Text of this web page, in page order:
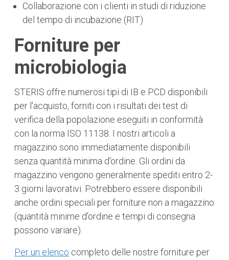
Collaborazione con i clienti in studi di riduzione
del tempo di incubazione (RIT)
Forniture per
microbiologia
STERIS offre numerosi tipi di IB e PCD disponibili
per l'acquisto, forniti con i risultati dei test di
verifica della popolazione eseguiti in conformità
con la norma ISO 11138. I nostri articoli a
magazzino sono immediatamente disponibili
senza quantità minima d'ordine. Gli ordini da
magazzino vengono generalmente spediti entro 2-
3 giorni lavorativi. Potrebbero essere disponibili
anche ordini speciali per forniture non a magazzino
(quantità minime d'ordine e tempi di consegna
possono variare).
Per un elenco completo delle nostre forniture per